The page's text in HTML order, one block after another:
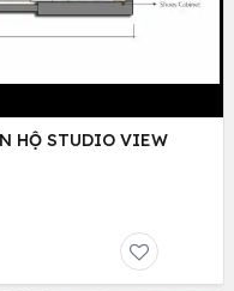
HỘ STUDIO VIEW